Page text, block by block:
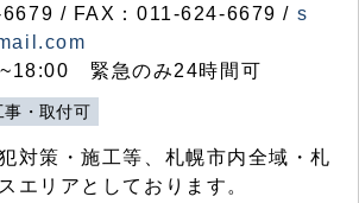
/ FAX：011-624-6679 / s
緊急のみ24時間可
事・取付可
対策・施工等、札幌市内全域・札
エリアとしております。